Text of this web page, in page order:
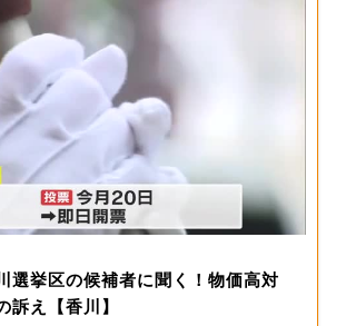
選挙区の候補者に聞く！物価高対
え【香川】